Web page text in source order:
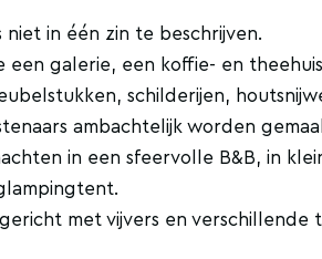
niet in één zin te beschrijven.
een galerie, een koffie- en
schilderijen,
ambachtelijk worden
in een sfeervolle B&B, in
met vijvers en verschillende